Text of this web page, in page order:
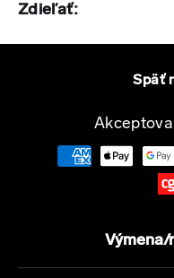
Zdieľať:
Späť
Výmena/